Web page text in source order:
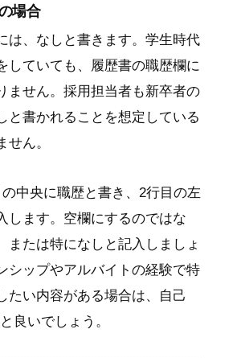
場合
は、なしと書きます。学生時代
していても、履歴書の職歴欄に
ません。採用担当者も新卒者の
と書かれることを想定している
せん。
中央に職歴と書き、2行目の左
します。空欄にするのではな
または特になしと記入しましょ
シップやアルバイトの経験で特
たい内容がある場合は、自己
良いでしょう。